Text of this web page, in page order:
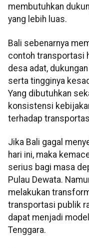
membutuhkan
yang lebih luas.
Bali sebenarnya
contoh transportasi
desa adat,
serta tingginya
Yang dibutuhkan
konsistensi
terhadap
Jika Bali gagal
hari ini, maka
serius bagi masa
Pulau Dewata.
melakukan
transportasi publik
dapat menjadi
Tenggara.